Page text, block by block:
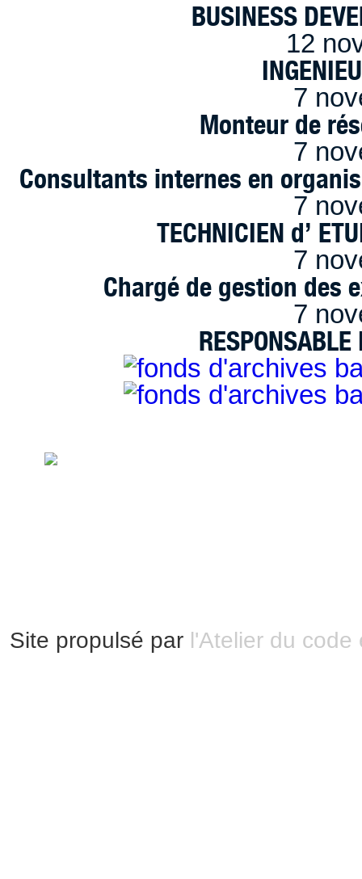
BUSINESS
12
7
Monteur de
7
Consultants internes en
7
TECHNICIEN d’
7
Chargé de gestion des
7
Site propulsé par l'Atelier du